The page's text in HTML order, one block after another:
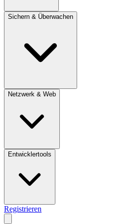
Sichern & Überwachen
Netzwerk & Web
Entwicklertools
Registrieren